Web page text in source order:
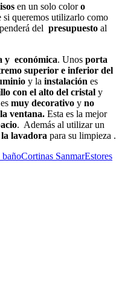
en un solo coloro
si queremos utilizarlo como
del presupuesto al
y económica. Unos porta
superior e inferior del
y la instalación es
con el alto del cristal y
muy decorativo y no
ventana. Esta es la mejor
. Además al utilizar un
lavadora para su limpieza .
bañoCortinas SanmarEstores